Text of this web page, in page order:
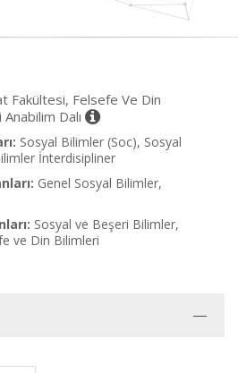
Fakültesi, Felsefe Ve Din
Dalı
Sosyal Bilimler (Soc), Sosyal
İnterdisipliner
Genel Sosyal Bilimler,
Sosyal ve Beşeri Bilimler,
ve Din Bilimleri